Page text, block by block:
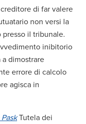
di far valere
non versi la
il tribunale.
inibitorio
dimostrare
errore di calcolo
agisca in
Tutela dei